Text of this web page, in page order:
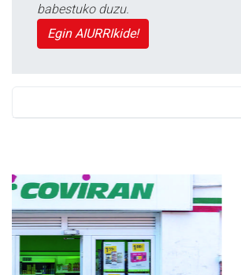
babestuko duzu.
Egin AIURRIkide!